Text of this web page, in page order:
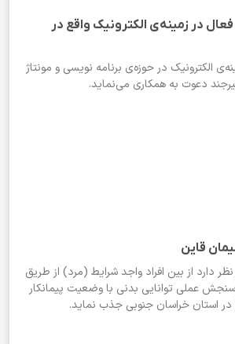
در زمینه‌ی الکترونیک واقع در
الکترونیک در حوزه‌ی برنامه نویسی و مونتاژ
دعوت به همکاری می‌نماید.
قاین
دارد از بین افراد واجد شرایط (مرد) از طریق
عملی توانایی بدنی با وضعیت پیمانکار
استان خراسان جنوبی جذب نماید.